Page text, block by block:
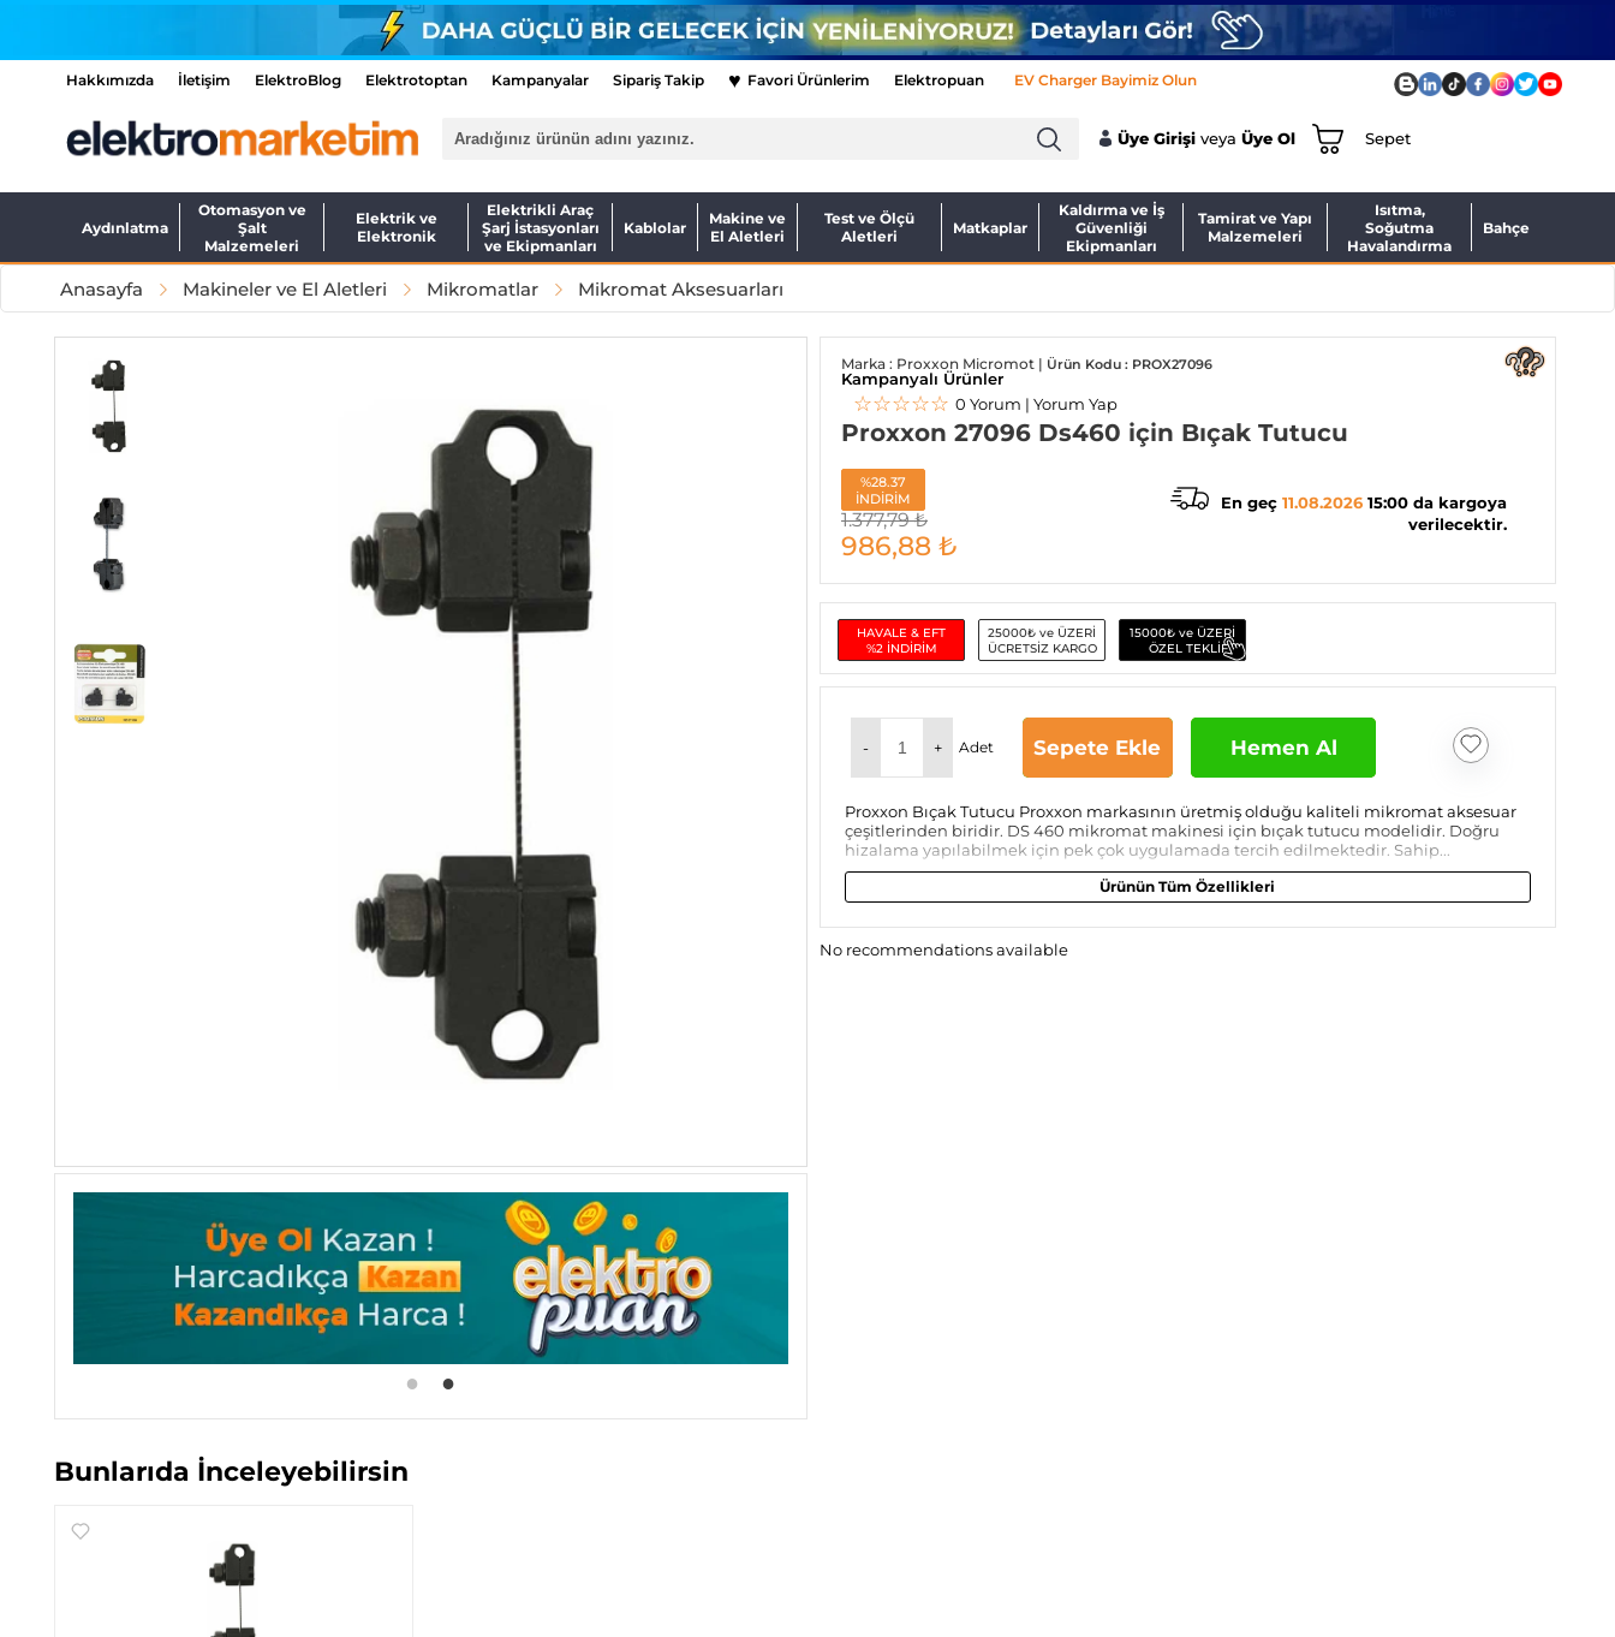
Hakkımızda İletişim ElektroBlog Elektrotoptan Kampanyalar Sipariş Takip ♥ Favori Ürünlerim Elektropuan EV Charger Bayimiz Olun
Üye Girişi veyaÜye Ol Sepet
Aydınlatma
Otomasyon ve
Şalt
Malzemeleri
Elektrik ve
Elektronik
Elektrikli Araç
Şarj İstasyonları
ve Ekipmanları
Kablolar
Makine ve
El Aletleri
Test ve Ölçü
Aletleri
Matkaplar
Kaldırma ve İş
Güvenliği
Ekipmanları
Tamirat ve Yapı
Malzemeleri
Isıtma,
Soğutma
Havalandırma
Bahçe
Anasayfa Makineler ve El Aletleri Mikromatlar Mikromat Aksesuarları
Marka : Proxxon Micromot | Ürün Kodu : PROX27096
Kampanyalı Ürünler
☆☆☆☆☆ 0 Yorum | Yorum Yap
Proxxon 27096 Ds460 için Bıçak Tutucu
%28.37
İNDİRİM
1.377,79₺
986,88 ₺
En geç 11.08.202615:00 da kargoya
verilecektir.
HAVALE & EFT
%2 İNDİRİM
25000₺ ve ÜZERİ
ÜCRETSİZ KARGO
15000₺ ve ÜZERİ
ÖZEL TEKLİF
- + Adet Sepete Ekle Hemen Al
Proxxon Bıçak Tutucu Proxxon markasının üretmiş olduğu kaliteli mikromat aksesuar
çeşitlerinden biridir. DS 460 mikromat makinesi için bıçak tutucu modelidir. Doğru
hizalama yapılabilmek için pek çok uygulamada tercih edilmektedir. Sahip...
Ürünün Tüm Özellikleri
No recommendations available
Bunlarıda İnceleyebilirsin